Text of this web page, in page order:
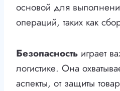
основой для
операций, таких как
Безопасность играет
логистике. Она
аспекты, от защиты